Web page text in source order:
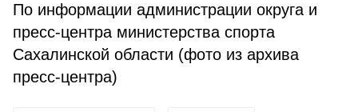
По информации администрации округа и
пресс-центра министерства спорта
Сахалинской области (фото из архива
пресс-центра)